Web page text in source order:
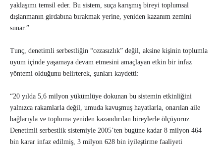
yaklaşımı temsil eder. Bu sistem, suça karışmış bireyi toplumsal
dışlanmanın girdabına bırakmak yerine, yeniden kazanım zemini
sunar.”
Tunç, denetimli serbestliğin “cezasızlık” değil, aksine kişinin toplumla
uyum içinde yaşamaya devam etmesini amaçlayan etkin bir infaz
yöntemi olduğunu belirterek, şunları kaydetti:
“20 yılda 5,6 milyon yükümlüye dokunan bu sistemin etkinliğini
yalnızca rakamlarla değil, umuda kavuşmuş hayatlarla, onarılan aile
bağlarıyla ve topluma yeniden kazandırılan bireylerle ölçüyoruz.
Denetimli serbestlik sistemiyle 2005’ten bugüne kadar 8 milyon 464
bin karar infaz edilmiş, 3 milyon 628 bin iyileştirme faaliyeti